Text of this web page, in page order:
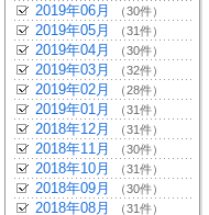
2019年06月 （30件）
2019年05月 （31件）
2019年04月 （30件）
2019年03月 （32件）
2019年02月 （28件）
2019年01月 （31件）
2018年12月 （31件）
2018年11月 （30件）
2018年10月 （31件）
2018年09月 （30件）
2018年08月 （31件）